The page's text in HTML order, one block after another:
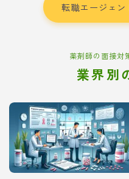
転職エージェン
薬剤師の面接対
業界別